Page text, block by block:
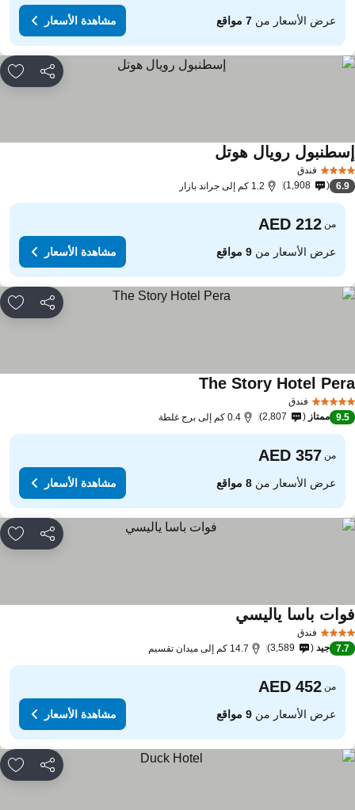
عرض الأسعار من7 مواقع مشاهدة الأسعار
مشاركة
فندق
رويال هوتل
6.9
1,908 1.2 كم إلى جراند بازار
من
عرض الأسعار من9 مواقع مشاهدة الأسعار
مشاركة
فندق
The Story Hotel
9.5 ممتاز 2,807 0.4 كم إلى برج غلطة
من
عرض الأسعار من8 مواقع مشاهدة الأسعار
مشاركة
فندق
باسا ياليسي
7.7 جيد 3,589 14.7 كم إلى ميدان تقسيم
من
عرض الأسعار من9 مواقع مشاهدة الأسعار
مشاركة